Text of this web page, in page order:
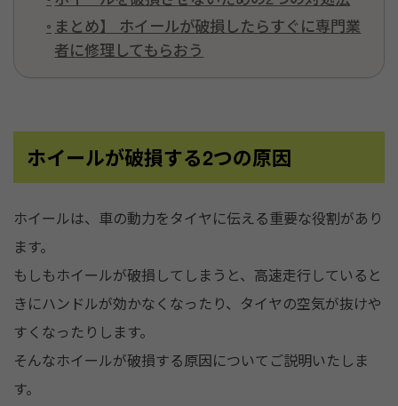
まとめ】 ホイールが破損したらすぐに専門業
者に修理してもらおう
ホイールが破損する2つの原因
ホイールは、車の動力をタイヤに伝える重要な役割があり
ます。
もしもホイールが破損してしまうと、高速走行していると
きにハンドルが効かなくなったり、タイヤの空気が抜けや
すくなったりします。
そんなホイールが破損する原因についてご説明いたしま
す。